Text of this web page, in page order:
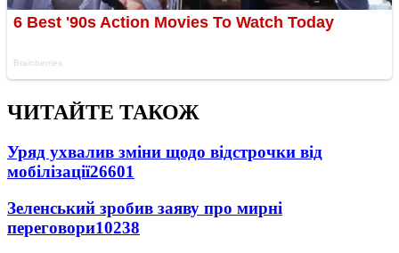
ЧИТАЙТЕ ТАКОЖ
Уряд ухвалив зміни щодо відстрочки від
мобілізації26601
Зеленський зробив заяву про мирні
переговори10238